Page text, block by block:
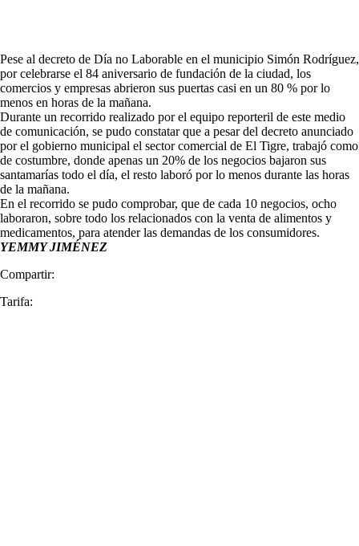
Pese al decreto de Día no Laborable en el municipio Simón Rodríguez,
por celebrarse el 84 aniversario de fundación de la ciudad, los
comercios y empresas abrieron sus puertas casi en un 80 % por lo
menos en horas de la mañana.
Durante un recorrido realizado por el equipo reporteril de este medio
de comunicación, se pudo constatar que a pesar del decreto anunciado
por el gobierno municipal el sector comercial de El Tigre, trabajó como
de costumbre, donde apenas un 20% de los negocios bajaron sus
santamarías todo el día, el resto laboró por lo menos durante las horas
de la mañana.
En el recorrido se pudo comprobar, que de cada 10 negocios, ocho
laboraron, sobre todo los relacionados con la venta de alimentos y
medicamentos, para atender las demandas de los consumidores.
YEMMY JIMÉNEZ
Compartir:
Tarifa: